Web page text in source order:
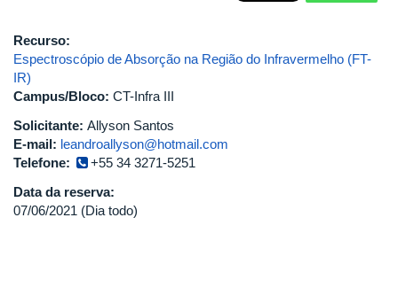
Recurso:
Espectroscópio de Absorção na Região do Infravermelho (FT-
IR)
Campus/Bloco: CT-Infra III
Solicitante: Allyson Santos
E-mail: leandroallyson@hotmail.com
Telefone:
+55 34 3271-5251
Data da reserva:
07/06/2021 (Dia todo)